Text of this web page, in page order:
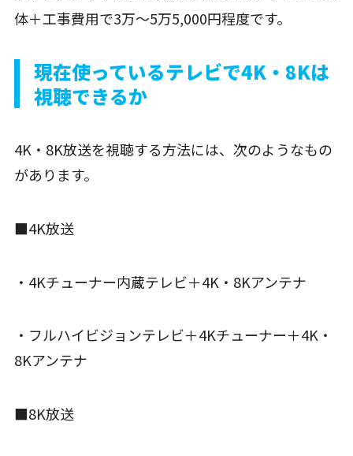
体＋工事費用で3万〜5万5,000円程度です。
現在使っているテレビで4K・8Kは
視聴できるか
4K・8K放送を視聴する方法には、次のようなもの
があります。
■4K放送
・4Kチューナー内蔵テレビ＋4K・8Kアンテナ
・フルハイビジョンテレビ＋4Kチューナー＋4K・
8Kアンテナ
■8K放送